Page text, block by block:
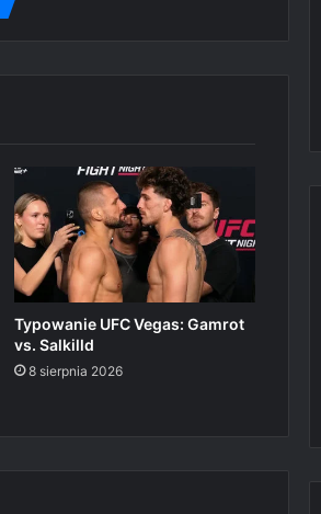
Typowanie UFC Vegas: Gamrot
vs. Salkilld
8 sierpnia 2026